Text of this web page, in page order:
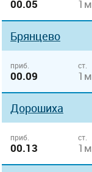
00.05 1м
Брянцево
приб.
00.09
ст.
1м
Дорошиха
приб.
00.13
ст.
1м